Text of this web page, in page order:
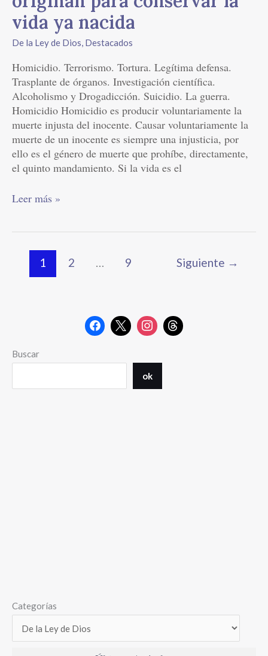
vida ya nacida
De la Ley de Dios, Destacados
Homicidio. Terrorismo. Tortura. Legítima defensa.
Trasplante de órganos. Investigación científica.
Alcoholismo y Drogadicción. Suicidio. La guerra.
Homicidio Homicidio es producir voluntariamente la
muerte injusta del inocente. Causar voluntariamente la
muerte de un inocente es siempre una injusticia, por
ello es el género de muerte que prohíbe, directamente,
el quinto mandamiento. Si la vida es el
Leer más »
1 2 … 9 Siguiente →
Buscar
ok
Categorías